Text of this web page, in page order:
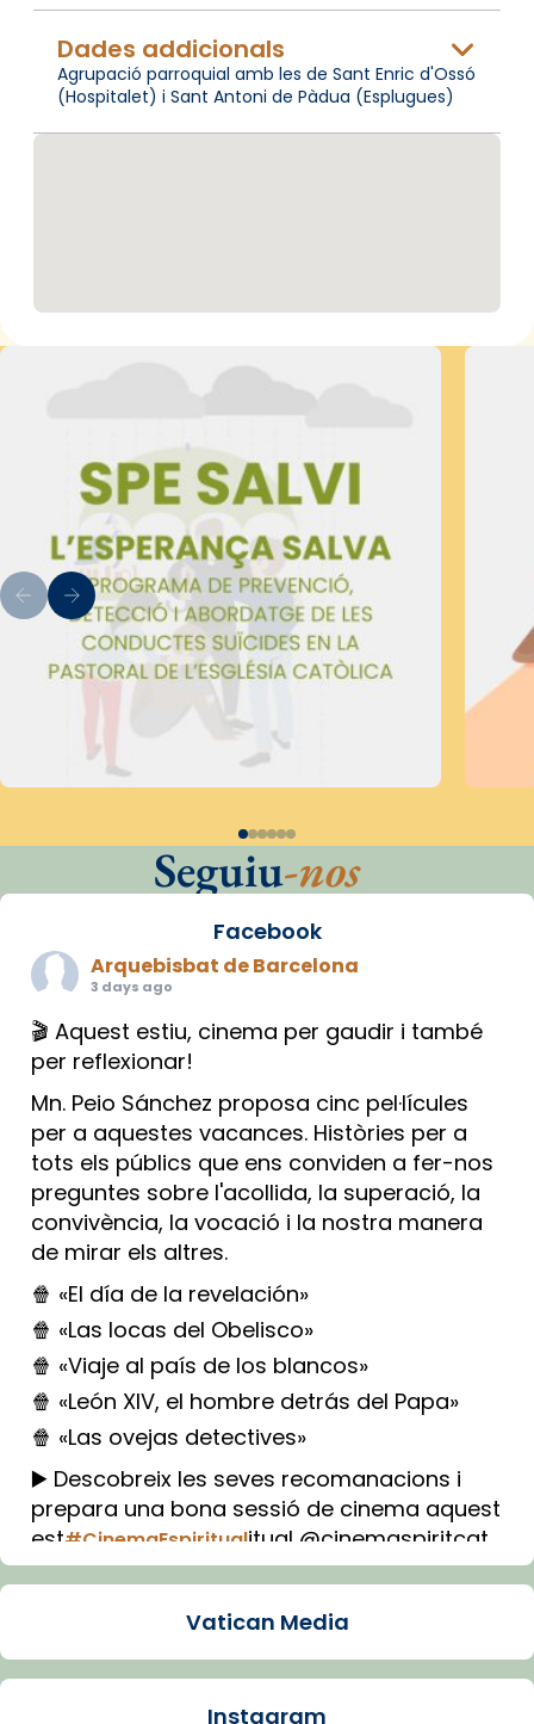
Dades addicionals
Agrupació parroquial amb les de Sant Enric d'Ossó
(Hospitalet) i Sant Antoni de Pàdua (Esplugues)
Seguiu-nos
Facebook
Arquebisbat de Barcelona
3 days ago
🎬 Aquest estiu, cinema per gaudir i també
per reflexionar!
Mn. Peio Sánchez proposa cinc pel·lícules
per a aquestes vacances. Històries per a
tots els públics que ens conviden a fer-nos
preguntes sobre l'acollida, la superació, la
convivència, la vocació i la nostra manera
de mirar els altres.
🍿 «El día de la revelación»
🍿 «Las locas del Obelisco»
🍿 «Viaje al país de los blancos»
🍿 «León XIV, el hombre detrás del Papa»
🍿 «Las ovejas detectives»
▶️ Descobreix les seves recomanacions i
prepara una bona sessió de cinema aquest
est#CinemaEspiritualitual @cinemaspiritcat
Imatge: Generada amb IA (OpenAI)
Vatican Media
Instagram